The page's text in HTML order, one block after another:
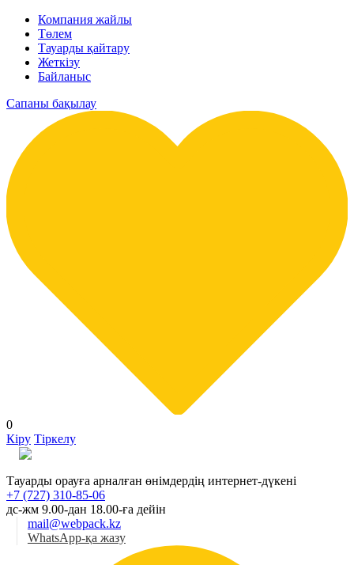
Компания жайлы
Төлем
Тауарды қайтару
Жеткізу
Байланыс
Сапаны бақылау
0
Кіру Тіркелу
Тауарды орауға арналған өнімдердің интернет-дүкені
+7 (727) 310-85-06
дс-жм 9.00-дан 18.00-ға дейін
mail@webpack.kz
WhatsApp-қа жазу